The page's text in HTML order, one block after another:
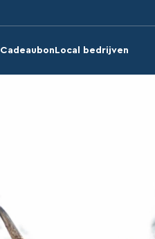
Cadeaubon Local bedrijven